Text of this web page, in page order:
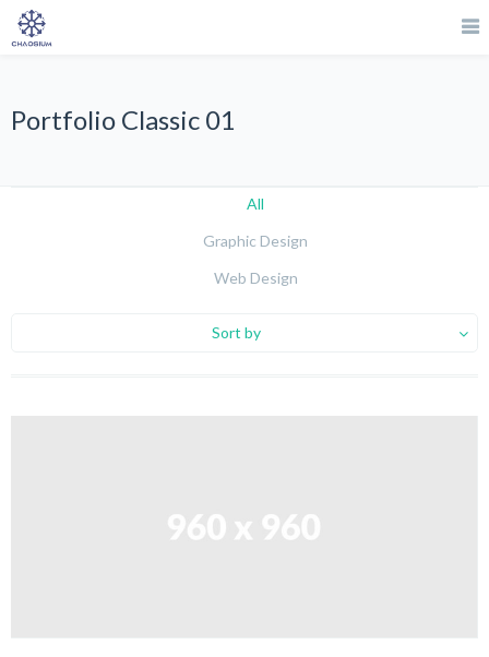
Portfolio Classic 01
All
Graphic Design
Web Design
Sort by